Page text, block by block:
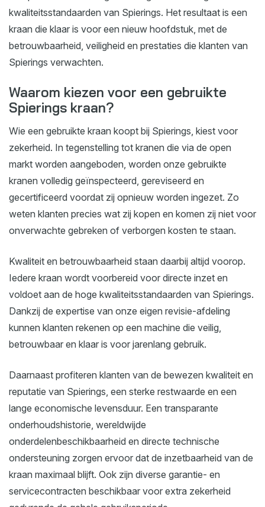
kwaliteitsstandaarden van Spierings. Het resultaat is een
kraan die klaar is voor een nieuw hoofdstuk, met de
betrouwbaarheid, veiligheid en prestaties die klanten van
Spierings verwachten.
Waarom kiezen voor een gebruikte
Spierings kraan?
Wie een gebruikte kraan koopt bij Spierings, kiest voor
zekerheid. In tegenstelling tot kranen die via de open
markt worden aangeboden, worden onze gebruikte
kranen volledig geïnspecteerd, gereviseerd en
gecertificeerd voordat zij opnieuw worden ingezet. Zo
weten klanten precies wat zij kopen en komen zij niet voor
onverwachte gebreken of verborgen kosten te staan.
Kwaliteit en betrouwbaarheid staan daarbij altijd voorop.
Iedere kraan wordt voorbereid voor directe inzet en
voldoet aan de hoge kwaliteitsstandaarden van Spierings.
Dankzij de expertise van onze eigen revisie-afdeling
kunnen klanten rekenen op een machine die veilig,
betrouwbaar en klaar is voor jarenlang gebruik.
Daarnaast profiteren klanten van de bewezen kwaliteit en
reputatie van Spierings, een sterke restwaarde en een
lange economische levensduur. Een transparante
onderhoudshistorie, wereldwijde
onderdelenbeschikbaarheid en directe technische
ondersteuning zorgen ervoor dat de inzetbaarheid van de
kraan maximaal blijft. Ook zijn diverse garantie- en
servicecontracten beschikbaar voor extra zekerheid